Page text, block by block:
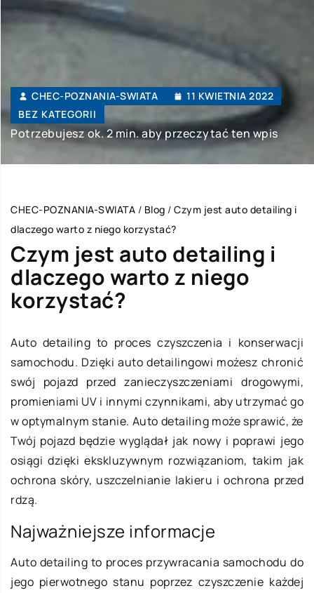
CHEC-POZNANIA-SWIATA
11 KWIETNIA 2022
BEZ KATEGORII
Potrzebujesz ok. 2 min. aby przeczytać ten wpis
CHEC-POZNANIA-SWIATA / Blog / Czym jest auto detailing i
dlaczego warto z niego korzystać?
Czym jest auto detailing i
dlaczego warto z niego
korzystać?
Auto detailing to proces czyszczenia i konserwacji
samochodu. Dzięki auto detailingowi możesz chronić
swój pojazd przed zanieczyszczeniami drogowymi,
promieniami UV i innymi czynnikami, aby utrzymać go
w optymalnym stanie. Auto detailing może sprawić, że
Twój pojazd będzie wyglądał jak nowy i poprawi jego
osiągi dzięki ekskluzywnym rozwiązaniom, takim jak
ochrona skóry, uszczelnianie lakieru i ochrona przed
rdzą.
Najważniejsze informacje
Auto detailing to proces przywracania samochodu do
jego pierwotnego stanu poprzez czyszczenie każdej